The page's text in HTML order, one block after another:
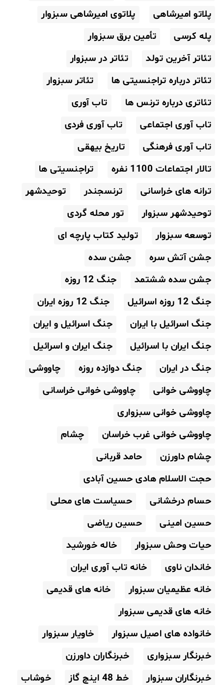
پلاتو امیرشاهی
پلاتوی امیرشاهی سبزوار
پله کرسی
تأمین برق سبزوار
تئاتر آخرین تولد
تئاتر در سبزوار
تئاتر درباره تراجنسیتی ها
تئاتر سبزوار
تئاتری درباره ترنس ها
تاب آوری
تاب آوری اجتماعی
تاب آوری فردی
تاب آوری فرهنگی
تاریخ بیهقی
تالار اجتماعات 1100 نفره
تراجنسیتی ها
ترانه های خراسانی
ترنسجندر
توحیدشهر
توحیدشهر سبزوار
تور محله گردی
توسعه سبزوار
تولید کتاب پارچه ای
جشن آتش سره
جشن سده
جشن سده ششتمد
جنگ 12 روزه
جنگ 12 روزه اسرائیل
جنگ 12 روزه ایران
جنگ اسرائیل با ایران
جنگ اسرائیل و ایران
جنگ ایران با اسرائیل
جنگ ایران و اسرائیل
جنگ در ایران
جنگ دوازده روزه
چاووشی
چاووشی خوانی
چاووشی خوانی خراسانی
چاووشی خوانی سبزواری
چاووشی خوانی غرب خراسان
چشام
چشام داورزن
حامد قربانی
حجت الاسلام هادی حسین آبادی
حسام درخشانی
حسیاست های محلی
حسین امینی
حسین ریاضی
حیات وحش سبزوار
خاله خورشید
خاندان ناوی
خانه تاب آوری ایران
خانه عظیمیان سبزوار
خانه های قدیمی
خانه های قدیمی سبزوار
خانواده های اصیل سبزوار
خاویار سبزوار
خبرنگار سبزواری
خبرنگاران داورزن
خبرنگاران سبزوار
خط 48 اینچ گاز
خوشاب